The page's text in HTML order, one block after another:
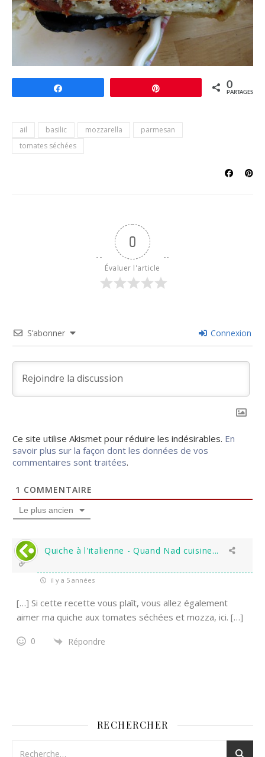
0
PARTAGES
ail basilic mozzarella
parmesan
tomates séchées
0
Évaluer l'article
S’abonner Connexion
Ce site utilise Akismet pour réduire les indésirables. En
savoir plus sur la façon dont les données de vos
commentaires sont traitées.
1 COMMENTAIRE
Le plus ancien
Quiche à l'italienne - Quand Nad cuisine...
il y a 5 années
[…] Si cette recette vous plaît, vous allez également
aimer ma quiche aux tomates séchées et mozza, ici. […]
0 Répondre
RECHERCHER